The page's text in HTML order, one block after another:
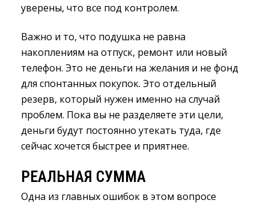
уверены, что все под контролем.
Важно и то, что подушка не равна
накоплениям на отпуск, ремонт или новый
телефон. Это не деньги на желания и не фонд
для спонтанных покупок. Это отдельный
резерв, который нужен именно на случай
проблем. Пока вы не разделяете эти цели,
деньги будут постоянно утекать туда, где
сейчас хочется быстрее и приятнее.
РЕАЛЬНАЯ СУММА
Одна из главных ошибок в этом вопросе